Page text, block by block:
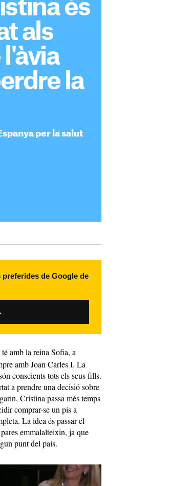
és
als
la
per la salut
de Google de
amb la reina Sofia, a
amb Joan Carles I. La
conscients tots els seus fills.
a prendre una decisió sobre
Cristina passa més temps
comprar-se un pis a
La idea és passar el
emmalalteixin, ja que
punt del país.